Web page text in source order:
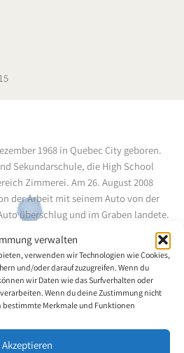
verwalten
verwenden wir Technologien wie Cookies,
und/oder darauf zuzugreifen. Wenn du
wir Daten wie das Surfverhalten oder
Wenn du deine Zustimmung nicht
bestimmte Merkmale und Funktionen
Akzeptieren
1968 in Quebec City geboren.
Sekundarschule, die High School
Zimmerei. Am 26. August 2008
der Arbeit mit seinem Auto von der
überschlug und im Graben landete.
zur Gänze gelähmt sind. David Fleet
in einem Rehabilitationszentrum,
begann, im Januar 2009
Um seine Kenntnisse zu
einen Malkurs im "Center of
Der Künstler malt vorzugsweise